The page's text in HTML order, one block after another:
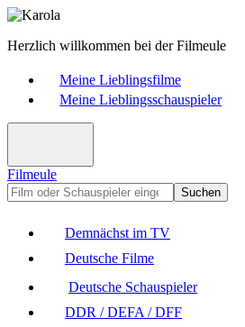
Herzlich willkommen bei der Filmeule
Meine Lieblingsfilme
Meine Lieblingsschauspieler
Filmeule
Suchen
Demnächst im TV
Deutsche Filme
Deutsche Schauspieler
DDR / DEFA / DFF